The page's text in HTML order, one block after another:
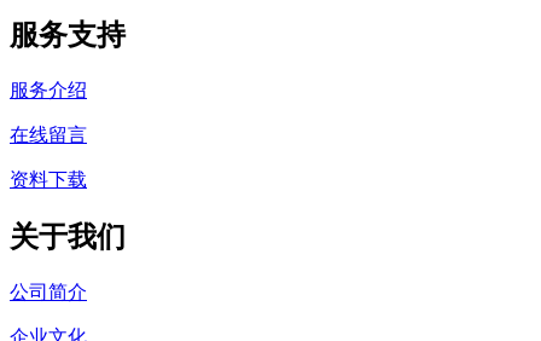
服务支持
服务介绍
在线留言
资料下载
关于我们
公司简介
企业文化